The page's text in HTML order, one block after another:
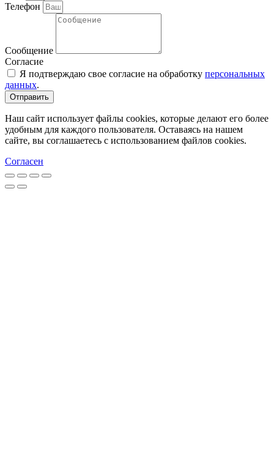
Телефон
Сообщение
Согласие
Я подтверждаю свое согласие на обработку персональных
данных.
Отправить
Наш сайт использует файлы cookies, которые делают его более
удобным для каждого пользователя. Оставаясь на нашем
сайте, вы соглашаетесь с использованием файлов cookies.
Согласен